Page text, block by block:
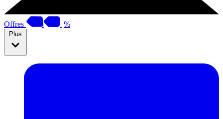
Offres %
Plus